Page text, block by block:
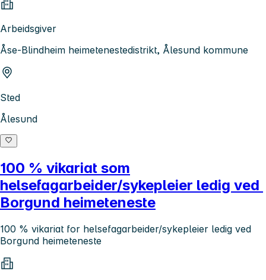
Arbeidsgiver
Åse-Blindheim heimetenestedistrikt, Ålesund kommune
Sted
Ålesund
100 % vikariat som
helsefagarbeider/sykepleier ledig ved
Borgund heimeteneste
100 % vikariat for helsefagarbeider/sykepleier ledig ved
Borgund heimeteneste